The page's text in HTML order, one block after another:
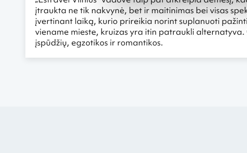
įtraukta ne tik nakvynė, bet ir maitinimas bei visas
įvertinant laiką, kurio prireikia norint suplanuoti
viename mieste, kruizas yra itin patraukli
įspūdžių, egzotikos ir romantikos.